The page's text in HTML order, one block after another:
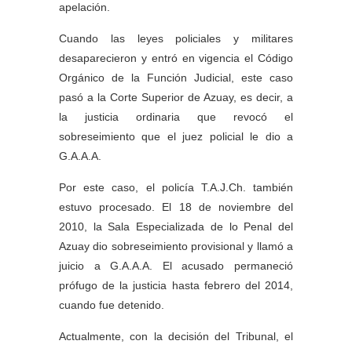
apelación.
Cuando las leyes policiales y militares
desaparecieron y entró en vigencia el Código
Orgánico de la Función Judicial, este caso
pasó a la Corte Superior de Azuay, es decir, a
la justicia ordinaria que revocó el
sobreseimiento que el juez policial le dio a
G.A.A.A.
Por este caso, el policía T.A.J.Ch. también
estuvo procesado. El 18 de noviembre del
2010, la Sala Especializada de lo Penal del
Azuay dio sobreseimiento provisional y llamó a
juicio a G.A.A.A. El acusado permaneció
prófugo de la justicia hasta febrero del 2014,
cuando fue detenido.
Actualmente, con la decisión del Tribunal, el